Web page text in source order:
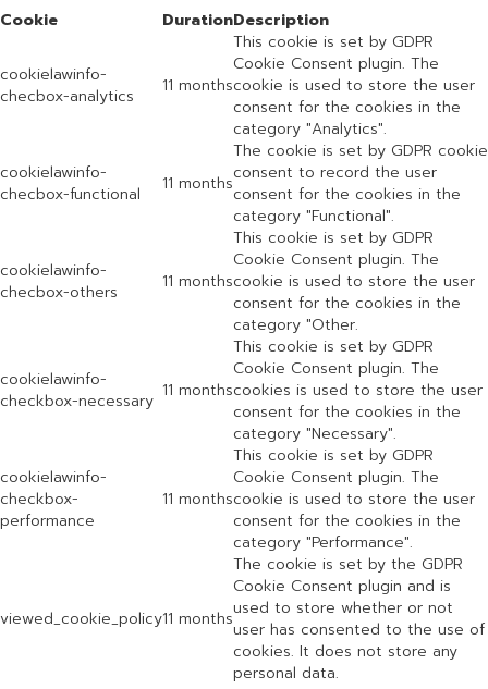
Cookie
DurationDescription
cookielawinfo-
checbox-analytics
11 months
This cookie is set by GDPR
Cookie Consent plugin. The
cookie is used to store the user
consent for the cookies in the
category "Analytics".
cookielawinfo-
checbox-functional
11 months
The cookie is set by GDPR cookie
consent to record the user
consent for the cookies in the
category "Functional".
cookielawinfo-
checbox-others
11 months
This cookie is set by GDPR
Cookie Consent plugin. The
cookie is used to store the user
consent for the cookies in the
category "Other.
cookielawinfo-
checkbox-necessary 11 months
This cookie is set by GDPR
Cookie Consent plugin. The
cookies is used to store the user
consent for the cookies in the
category "Necessary".
cookielawinfo-
checkbox-
performance
11 months
This cookie is set by GDPR
Cookie Consent plugin. The
cookie is used to store the user
consent for the cookies in the
category "Performance".
viewed_cookie_policy11 months
The cookie is set by the GDPR
Cookie Consent plugin and is
used to store whether or not
user has consented to the use of
cookies. It does not store any
personal data.